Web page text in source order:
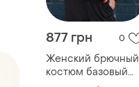
877 грн 0
Женский брючный
костюм базовый